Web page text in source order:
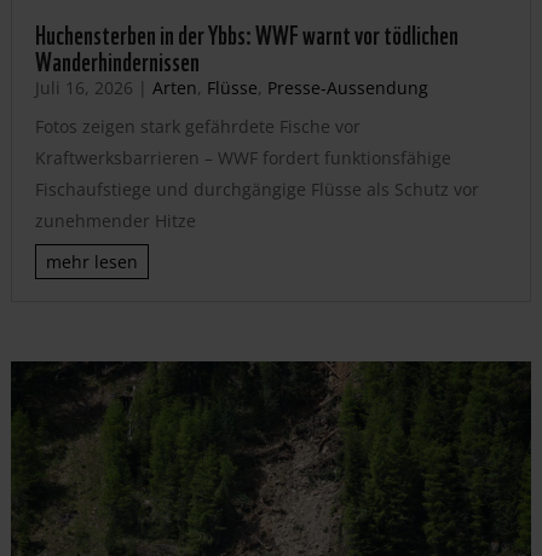
Huchensterben in der Ybbs: WWF warnt vor tödlichen
Wanderhindernissen
Juli 16, 2026 | Arten, Flüsse, Presse-Aussendung
Fotos zeigen stark gefährdete Fische vor
Kraftwerksbarrieren – WWF fordert funktionsfähige
Fischaufstiege und durchgängige Flüsse als Schutz vor
zunehmender Hitze
mehr lesen